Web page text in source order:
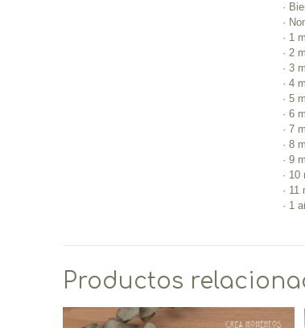
·
·
· 1
· 2
· 3
· 4
· 5
· 6
· 7
· 8
· 9
· 10
· 11
· 1
Productos